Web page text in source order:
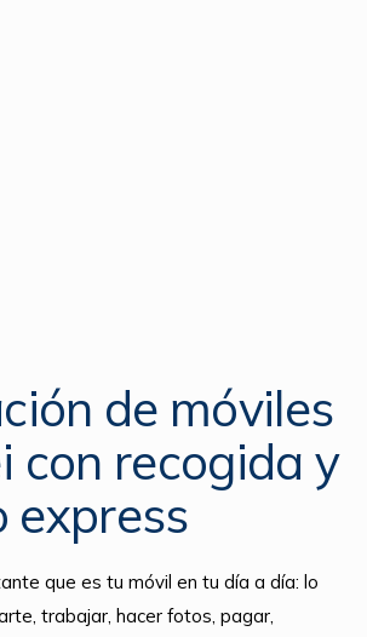
de móviles
con recogida y
express
que es tu móvil en tu día a día: lo
trabajar, hacer fotos, pagar,